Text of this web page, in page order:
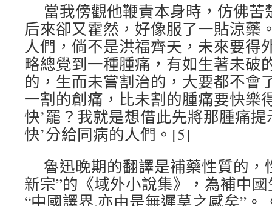
當我傍觀他鞭責本身時，仿佛
后來卻又霍然，好像服了一貼涼藥
人們，倘不是洪福齊天，未來要得
略總覺到一種腫痛，有如生著未破
的，生而未嘗割治的，大要都不會
一割的創痛，比未割的腫痛要快樂
快’罷？我就是想借此先將那腫痛
快’分給同病的人們。[5]
魯迅晚期的翻譯是補藥性質的，
新宗”的《域外小說集》，為補中
“中國譯界,亦由是無遲莫之感矣”。